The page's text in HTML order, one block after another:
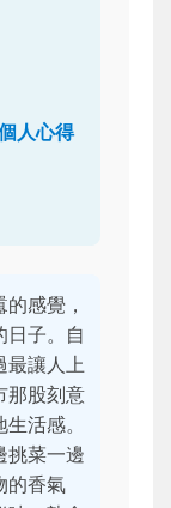
人心得
感覺，
日子。自
最讓人上
那股刻意
活感。
挑菜一邊
的香氣